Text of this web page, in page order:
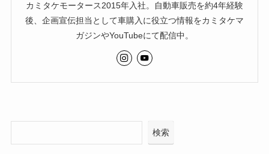
カミタケモータース2015年入社。自動車販売を約4年経験
後、企画宣伝担当として車購入に役立つ情報をカミタケマ
ガジンやYouTubeにて配信中。
検索